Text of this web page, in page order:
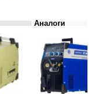
Аналоги